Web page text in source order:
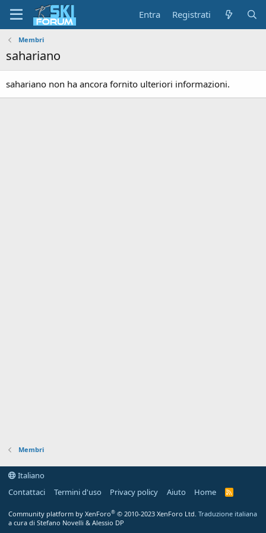
Entra Registrati
Membri
sahariano
sahariano non ha ancora fornito ulteriori informazioni.
Membri
Italiano
Contattaci
Termini d'uso Privacy policy Aiuto Home
R
Community platform by XenForo® © 2010-2023 XenForo Ltd. Traduzione italiana
a cura di Stefano Novelli & Alessio DP